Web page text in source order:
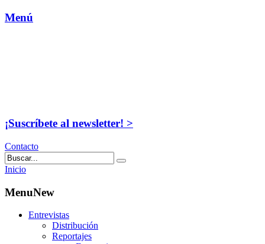
Menú
¡Suscríbete al newsletter! >
Contacto
Inicio
MenuNew
Entrevistas
Distribución
Reportajes